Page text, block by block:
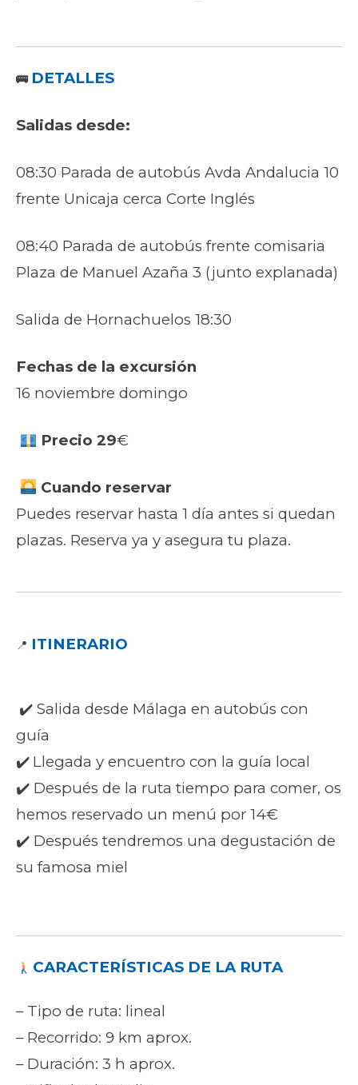
🚌 DETALLES
Salidas desde:
08:30 Parada de autobús Avda Andalucia 10
frente Unicaja cerca Corte Inglés
08:40 Parada de autobús frente comisaria
Plaza de Manuel Azaña 3 (junto explanada)
Salida de Hornachuelos 18:30
Fechas de la excursión
16 noviembre domingo
Precio 29€
Cuando reservar
Puedes reservar hasta 1 día antes si quedan
plazas. Reserva ya y asegura tu plaza.
📍 ITINERARIO
✔️ Salida desde Málaga en autobús con
guía
✔️ Llegada y encuentro con la guía local
✔️ Después de la ruta tiempo para comer, os
hemos reservado un menú por 14€
✔️ Después tendremos una degustación de
su famosa miel
CARACTERÍSTICAS DE LA RUTA
– Tipo de ruta: lineal
– Recorrido: 9 km aprox.
– Duración: 3 h aprox.